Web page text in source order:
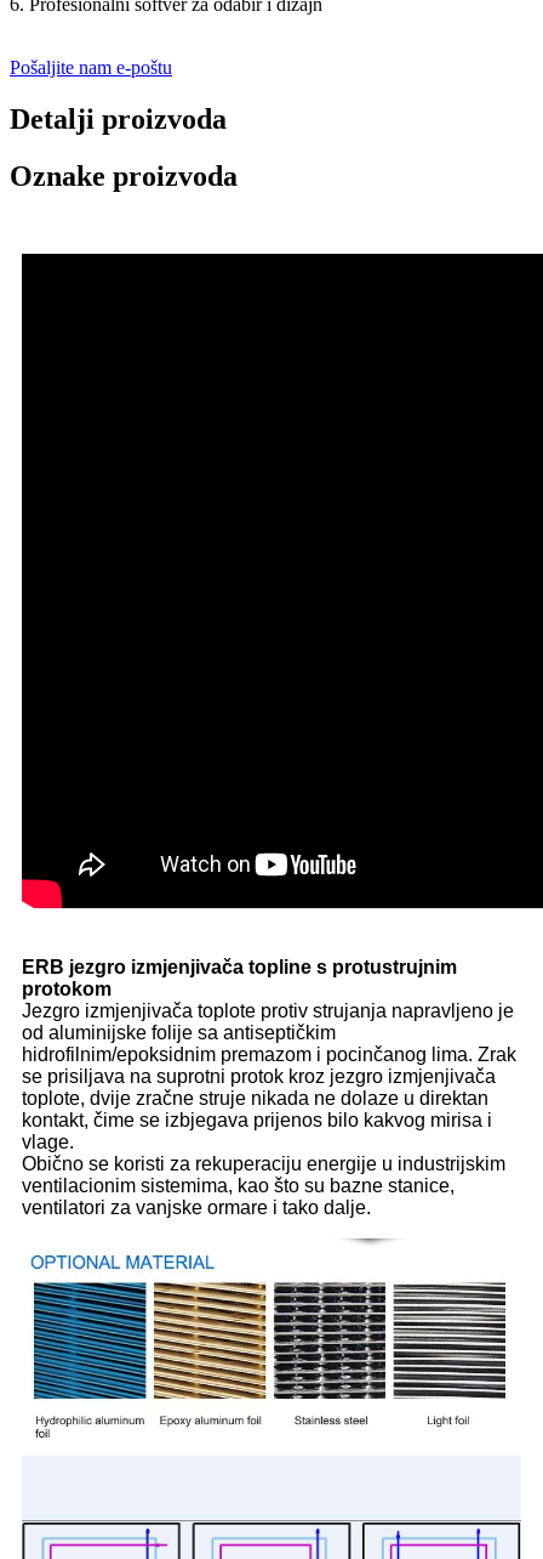
6. Profesionalni softver za odabir i dizajn
Pošaljite nam e-poštu
Detalji proizvoda
Oznake proizvoda
ERB jezgro izmjenjivača topline s protustrujnim
protokom
Jezgro izmjenjivača toplote protiv strujanja napravljeno je
od aluminijske folije sa antiseptičkim
hidrofilnim/epoksidnim premazom i pocinčanog lima. Zrak
se prisiljava na suprotni protok kroz jezgro izmjenjivača
toplote, dvije zračne struje nikada ne dolaze u direktan
kontakt, čime se izbjegava prijenos bilo kakvog mirisa i
vlage.
Obično se koristi za rekuperaciju energije u industrijskim
ventilacionim sistemima, kao što su bazne stanice,
ventilatori za vanjske ormare i tako dalje.